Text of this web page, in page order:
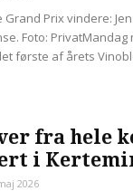
Prix vindere:
Foto:
første af årets
fra hele
i
2026